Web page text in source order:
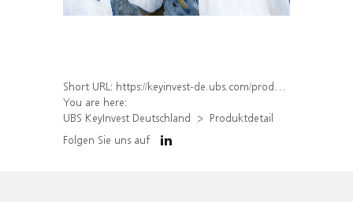
Short URL: https://keyinvest-de.ubs.com/produkt/detail/index/isin/DE000WA7G6M7
You are here:
UBS KeyInvest Deutschland
Produktdetail
Folgen Sie uns auf